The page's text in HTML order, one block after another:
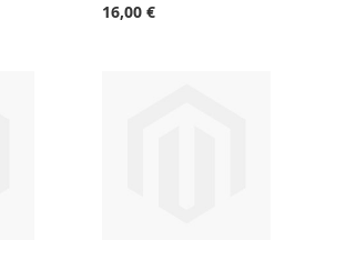
16,00 €